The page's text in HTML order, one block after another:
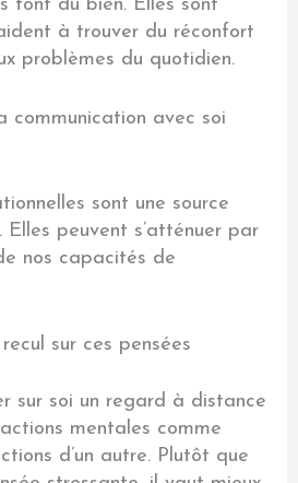
font du bien. Elles sont
à trouver du réconfort
problèmes du quotidien.
communication avec soi
sont une source
Elles peuvent s’atténuer par
nos capacités de
sur ces pensées
sur soi un regard à distance
mentales comme
d’un autre. Plutôt que